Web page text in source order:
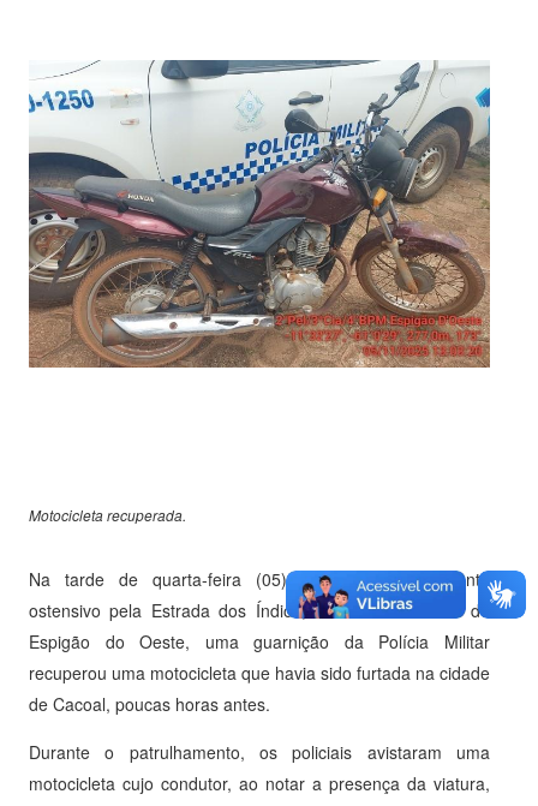
Motocicleta recuperada.
Na tarde de quarta-feira (05), durante patrulhamento
ostensivo pela Estrada dos Índios, no Setor Industrial de
Espigão do Oeste, uma guarnição da Polícia Militar
recuperou uma motocicleta que havia sido furtada na cidade
de Cacoal, poucas horas antes.
Durante o patrulhamento, os policiais avistaram uma
motocicleta cujo condutor, ao notar a presença da viatura,